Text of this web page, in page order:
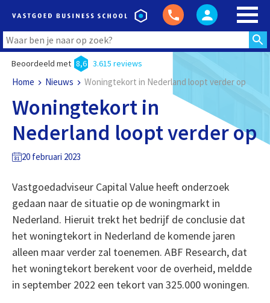
Beoordeeld met 8,6 3.615 reviews
Home Nieuws Woningtekort in Nederland loopt verder op
Woningtekort in
Nederland loopt verder op
20 februari 2023
Vastgoedadviseur Capital Value heeft onderzoek
gedaan naar de situatie op de woningmarkt in
Nederland. Hieruit trekt het bedrijf de conclusie dat
het woningtekort in Nederland de komende jaren
alleen maar verder zal toenemen. ABF Research, dat
het woningtekort berekent voor de overheid, meldde
in september 2022 een tekort van 325.000 woningen.